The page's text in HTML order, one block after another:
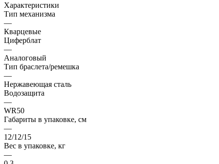
Характеристики
Тип механизма
—
Кварцевые
Циферблат
—
Аналоговый
Тип браслета/ремешка
—
Нержавеющая сталь
Водозащита
—
WR50
Габариты в упаковке, см
—
12/12/15
Вес в упаковке, кг
—